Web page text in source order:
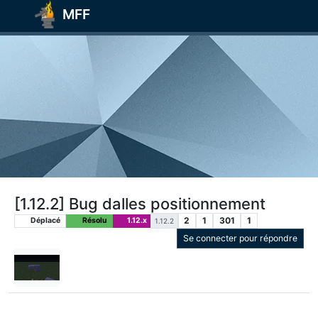
MFF
[1.12.2] Bug dalles positionnement
Déplacé Résolu 1.12.x 1.12.2 2 1 301
1
Se connecter pour répondre